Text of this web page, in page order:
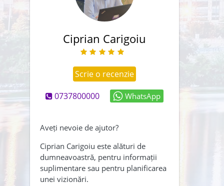
Ciprian Carigoiu
Scrie o recenzie
0737800000
WhatsApp
Aveți nevoie de ajutor?
Ciprian Carigoiu este alături de
dumneavoastră, pentru informații
suplimentare sau pentru planificarea
unei vizionări.
Abonează-mă și la newsletter
Creează-mi și un cont
Am citit și sunt de acord cu
termenii și conditiile
,
Politica de confidentialitate